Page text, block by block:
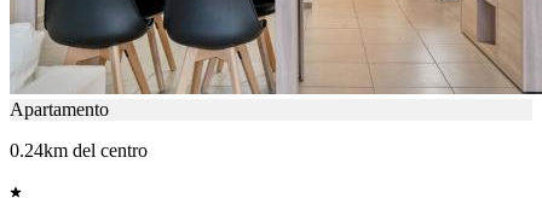
Apartamento
0.24km del centro